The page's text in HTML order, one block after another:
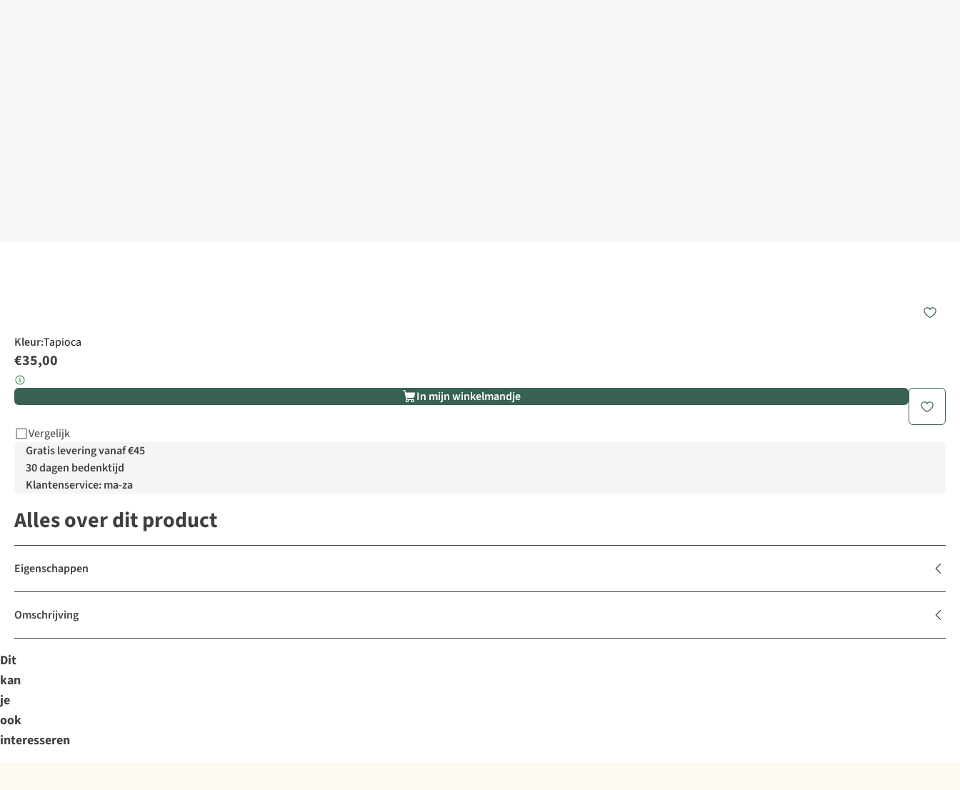
Kleur:Tapioca
€35,00
In mijn winkelmandje
Vergelijk
Gratis levering vanaf €45
30 dagen bedenktijd
Klantenservice: ma-za
Alles over dit product
Eigenschappen
Omschrijving
Dit
kan
je
ook
interesseren